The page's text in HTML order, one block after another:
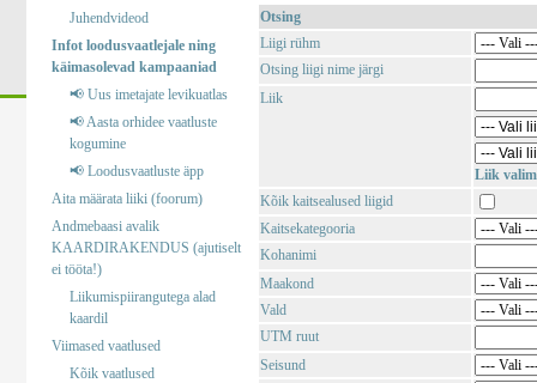
Juhendvideod
Infot loodusvaatlejale ning
käimasolevad kampaaniad
📢 Uus imetajate levikuatlas
📢 Aasta orhidee vaatluste
kogumine
📢 Loodusvaatluste äpp
Aita määrata liiki (foorum)
Andmebaasi avalik
KAARDIRAKENDUS (ajutiselt
ei tööta!)
Liikumispiirangutega alad
kaardil
Viimased vaatlused
Kõik vaatlused
Otsing
Liigi rühm
Otsing liigi nime järgi
Liik
Liik
Kõik kaitsealused liigid
Kaitsekategooria
Kohanimi
Maakond
Vald
UTM ruut
Seisund